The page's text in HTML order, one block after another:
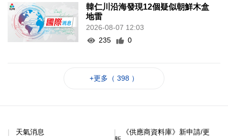
韓仁川沿海發現12個疑似朝鮮木盒
地雷
2026-08-07 12:03
235
0
+更多（ 398 ）
天氣消息
《供應商資料庫》新申請/更